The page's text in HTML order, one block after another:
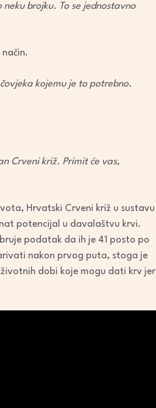
brojku. To se jednostavno
kojemu je to potrebno.
Crveni križ. Primit će vas,
Hrvatski Crveni križ u sustavu
potencijal u davalaštvu krvi.
podatak da ih je 41 posto po
nakon prvog puta, stoga je
dobi koje mogu dati krv jer